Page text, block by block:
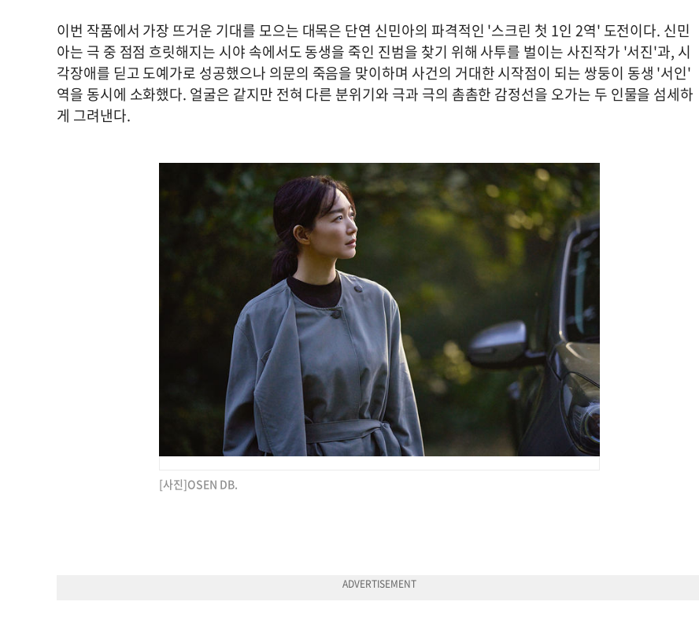
이번 작품에서 가장 뜨거운 기대를 모으는 대목은 단연 신민아의 파격적인 '스크린 첫 1인 2역' 도전이다. 신민
아는 극 중 점점 흐릿해지는 시야 속에서도 동생을 죽인 진범을 찾기 위해 사투를 벌이는 사진작가 '서진'과, 시
각장애를 딛고 도예가로 성공했으나 의문의 죽음을 맞이하며 사건의 거대한 시작점이 되는 쌍둥이 동생 '서인'
역을 동시에 소화했다. 얼굴은 같지만 전혀 다른 분위기와 극과 극의 촘촘한 감정선을 오가는 두 인물을 섬세하
게 그려낸다.
[사진]OSEN DB.